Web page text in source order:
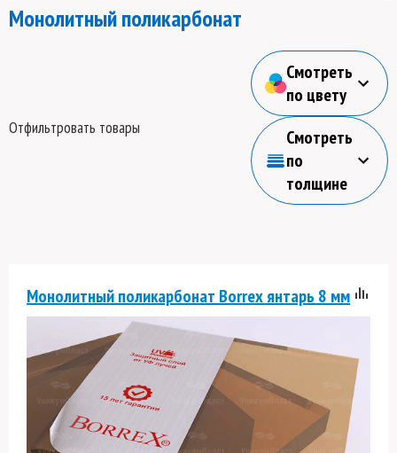
Монолитный поликарбонат
Отфильтровать товары
Смотреть
по цвету
Смотреть
по
толщине
Монолитный поликарбонат Borrex янтарь 8 мм